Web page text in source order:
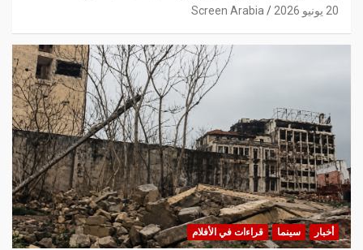
20 يونيو 2026 Screen Arabia
أخبار سينما قراءات في الأفلام